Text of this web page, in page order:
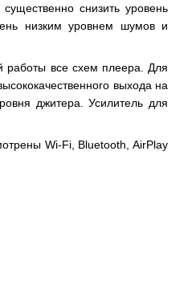
снизить уровень
низким уровнем шумов и
работы все схем плеера. Для
выхода на
джитера. Усилитель для
Wi-Fi, Bluetooth, AirPlay